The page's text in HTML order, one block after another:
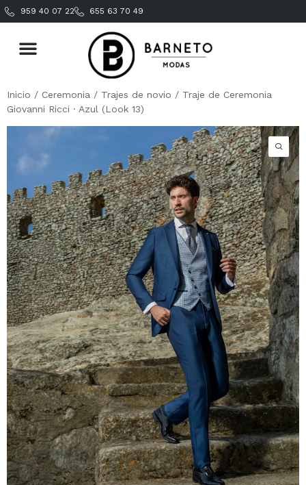
959 40 07 22 655 63 70 49
Inicio / Ceremonia / Trajes de novio / Traje de Ceremonia
Giovanni Ricci · Azul (Look 13)